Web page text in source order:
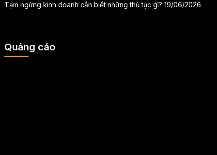
Tạm ngừng kinh doanh cần biết những thủ tục gì? 19/06/2026
Quảng cáo